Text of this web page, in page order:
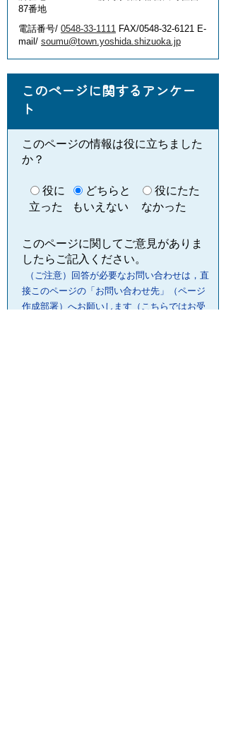
87番地
電話番号/ 0548-33-1111 FAX/0548-32-6121 E-
mail/ soumu@town.yoshida.shizuoka.jp
このページに関するアンケー
ト
このページの情報は役に立ちました
か？
役に
立った
どちらと
もいえない
役にたた
なかった
このページに関してご意見がありま
したらご記入ください。
（ご注意）回答が必要なお問い合わせは，直
接このページの「お問い合わせ先」（ページ
作成部署）へお願いします（こちらではお受